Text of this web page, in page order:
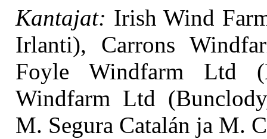
Kantajat: Irish Wind
Irlanti), Carrons
Foyle Windfarm Ltd
Windfarm Ltd
M. Segura Catalán ja M.